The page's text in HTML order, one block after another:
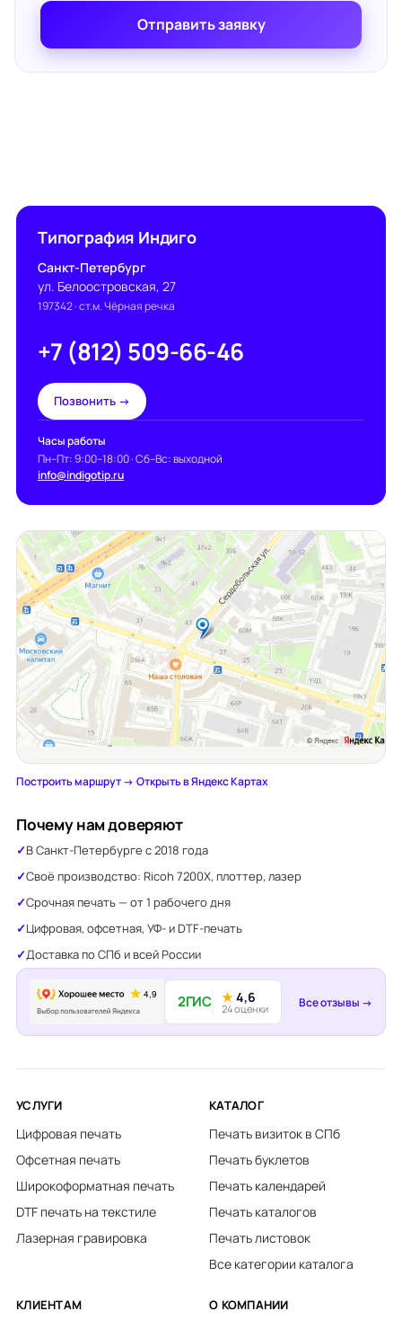
Отправить заявку
Типография Индиго
Санкт-Петербург
ул. Белоостровская, 27
197342· ст.м. Чёрная речка
+7 (812) 509-66-46
Позвонить →
Часы работы
Пн–Пт: 9:00–18:00 · Сб–Вс: выходной
info@indigotip.ru
Построить маршрут →·Открыть в Яндекс Картах
Почему нам доверяют
В Санкт-Петербурге с 2018 года
Своё производство: Ricoh 7200X, плоттер, лазер
Срочная печать — от 1 рабочего дня
Цифровая, офсетная, УФ- и DTF-печать
Доставка по СПб и всей России
2ГИС ★4,6
24 оценки Все отзывы →
УСЛУГИ
Цифровая печать
Офсетная печать
Широкоформатная печать
DTF печать на текстиле
Лазерная гравировка
КАТАЛОГ
Печать визиток в СПб
Печать буклетов
Печать календарей
Печать каталогов
Печать листовок
Все категории каталога
КЛИЕНТАМ О КОМПАНИИ